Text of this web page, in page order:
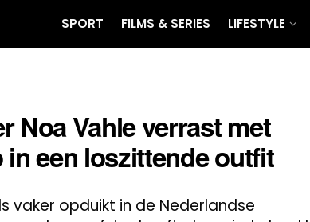
SPORT FILMS & SERIES LIFESTYLE
Noa Vahle verrast met
een loszittende outfit
vaker opduikt in de Nederlandse